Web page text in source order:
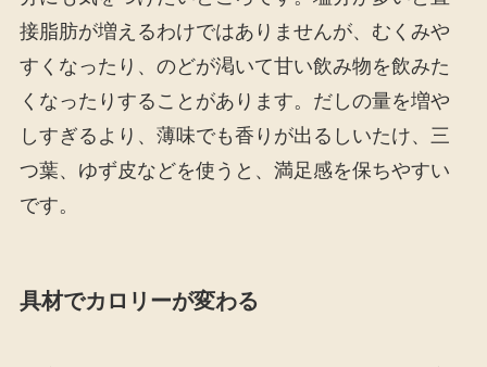
接脂肪が増えるわけではありませんが、むくみや
すくなったり、のどが渇いて甘い飲み物を飲みた
くなったりすることがあります。だしの量を増や
しすぎるより、薄味でも香りが出るしいたけ、三
つ葉、ゆず皮などを使うと、満足感を保ちやすい
です。
具材でカロリーが変わる